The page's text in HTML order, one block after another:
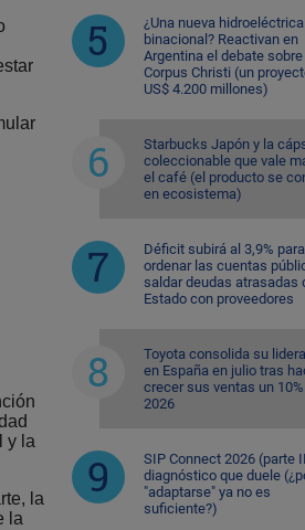
y la
la
la
¿Una nueva hidroeléctrica
binacional? Reactivan en
Argentina el debate sobre
Corpus Christi (un
US$ 4.200 millones)
Starbucks Japón y la
coleccionable que vale
el café (el producto se
en ecosistema)
Déficit subirá al 3,9% para
ordenar las cuentas
saldar deudas atrasadas
Estado con proveedores
Toyota consolida su
en España en julio tras
crecer sus ventas un
2026
SIP Connect 2026 (parte
diagnóstico que duele
"adaptarse" ya no es
suficiente?)